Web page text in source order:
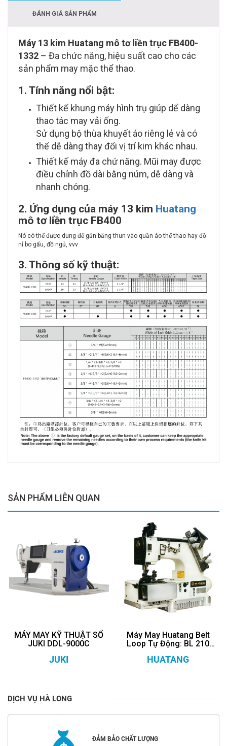
ĐÁNH GIÁ SẢN PHẨM
Máy 13 kim Huatang mô tơ liền trục FB400-
1332 – Đa chức năng, hiệu suất cao cho các
sản phẩm may mặc thể thao.
1. Tính năng nổi bật:
Thiết kế khung máy hình trụ giúp dể dàng
thao tác may vải ống.
Sử dụng bộ thùa khuyết áo riêng lẻ và có
thể dễ dàng thay đổi vị trí kim khác nhau.
Thiết kế máy đa chứ năng. Mũi may được
điều chỉnh đồ dài bằng núm, dễ dàng và
nhanh chóng.
2. Ứng dụng của máy 13 kim Huatang
mô tơ liền trục FB400
Nó có thể được dung để gắn băng thun vào quần áo thể thao hay đồ
nỉ bo gấu, đồ ngủ, vvv
3. Thông số kỹ thuật:
SẢN PHẨM LIÊN QUAN
MÁY MAY KỸ THUẬT SỐ
JUKI DDL-9000C
JUKI
Máy May Huatang Belt
Loop Tự Động: BL 210
HUATANG
DỊCH VỤ HÀ LONG
ĐẢM BẢO CHẤT LƯỢNG